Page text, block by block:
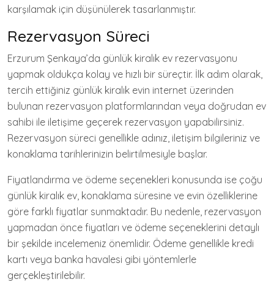
karşılamak için düşünülerek tasarlanmıştır.
Rezervasyon Süreci
Erzurum Şenkaya’da günlük kiralık ev rezervasyonu
yapmak oldukça kolay ve hızlı bir süreçtir. İlk adım olarak,
tercih ettiğiniz günlük kiralık evin internet üzerinden
bulunan rezervasyon platformlarından veya doğrudan ev
sahibi ile iletişime geçerek rezervasyon yapabilirsiniz.
Rezervasyon süreci genellikle adınız, iletişim bilgileriniz ve
konaklama tarihlerinizin belirtilmesiyle başlar.
Fiyatlandırma ve ödeme seçenekleri konusunda ise çoğu
günlük kiralık ev, konaklama süresine ve evin özelliklerine
göre farklı fiyatlar sunmaktadır. Bu nedenle, rezervasyon
yapmadan önce fiyatları ve ödeme seçeneklerini detaylı
bir şekilde incelemeniz önemlidir. Ödeme genellikle kredi
kartı veya banka havalesi gibi yöntemlerle
gerçekleştirilebilir.